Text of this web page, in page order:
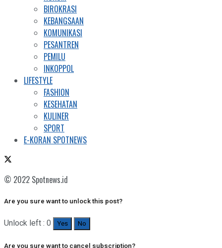
BIROKRASI
KEBANGSAAN
KOMUNIKASI
PESANTREN
PEMILU
INKOPPOL
LIFESTYLE
FASHION
KESEHATAN
KULINER
SPORT
E-KORAN SPOTNEWS
© 2022 Spotnews.id
Are you sure want to unlock this post?
Unlock left : 0 Yes No